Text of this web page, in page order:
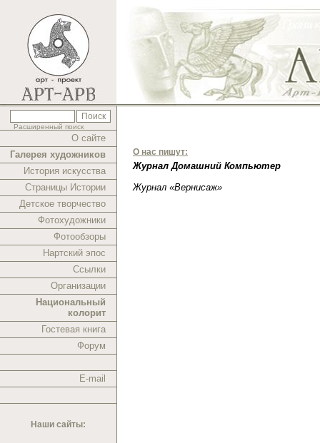
Расширенный поиск
О сайте
Галерея художников
История искусства
Страницы Истории
Детское творчество
Фотохудожники
Фотообзоры
Нартский эпос
Ссылки
Организации
Национальный
колорит
Гостевая книга
Форум
E-mail
Наши сайты:
О нас пишут:
Журнал Домашний Компьютер
Журнал «Вернисаж»